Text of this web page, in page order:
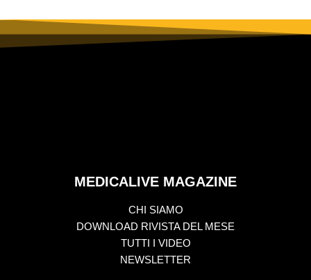
MEDICALIVE MAGAZINE
CHI SIAMO
DOWNLOAD RIVISTA DEL MESE
TUTTI I VIDEO
NEWSLETTER